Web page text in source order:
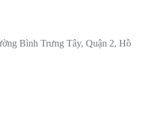
Bình Trưng Tây, Quận 2, Hồ